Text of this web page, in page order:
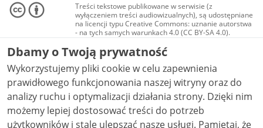
Treści tekstowe publikowane w serwisie (z
wyłączeniem treści audiowizualnych), są udostępniane
na licencji typu Creative Commons: uznanie autorstwa
- na tych samych warunkach 4.0 (CC BY-SA 4.0).
Materiały audiowizualne, w tym zdjęcia, materiały
audio i wideo, są udostępniane na licencji typu
Creative Commons: uznanie autorstwa użycie
niekomercyjne - bez utworów zależnych 4.0 (CC BY-
NC-ND 4.0), o ile nie jest to stwierdzone inaczej.
Dbamy o Twoją prywatność
Wykorzystujemy pliki cookie w celu zapewnienia
prawidłowego funkcjonowania naszej witryny oraz do
analizy ruchu i optymalizacji działania strony. Dzięki nim
możemy lepiej dostosować treści do potrzeb
użytkowników i stale ulepszać nasze usługi. Pamiętaj, że